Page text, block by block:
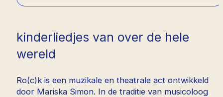
kinderliedjes van over de hele
wereld
Ro(c)k is een muzikale en theatrale act ontwikkeld
door Mariska Simon. In de traditie van musicoloog